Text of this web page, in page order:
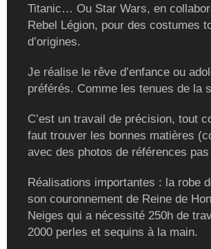
Titanic… Ou Star Wars, en
Rebel Légion, pour des costumes
d’origines.
Je réalise le rêve d’enfance ou
préférés. Comme les tenues de la
C’est un travail de précision, tout
faut trouver les bonnes matières
avec des photos de références
Réalisations importantes : la robe
son couronnement de Reine de
Neiges qui a nécessité 250h de
2000 perles et sequins à la main.